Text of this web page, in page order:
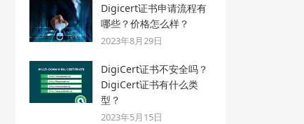
Digicert证书申请流程有
哪些？价格怎么样？
2023年8月29日
DigiCert证书不安全吗？
DigiCert证书有什么类
型？
2023年5月15日